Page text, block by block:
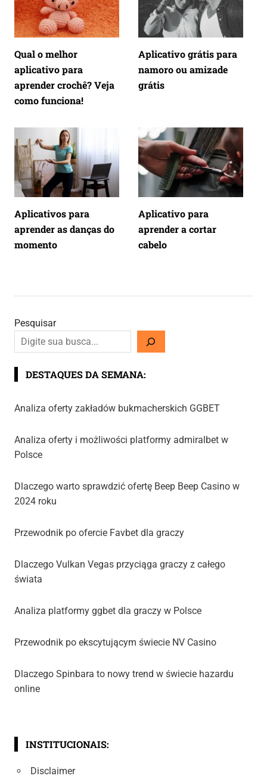
Qual o melhor
aplicativo para
aprender crochê? Veja
como funciona!
Aplicativo grátis para
namoro ou amizade
grátis
Aplicativos para
aprender as danças do
momento
Aplicativo para
aprender a cortar
cabelo
Pesquisar
DESTAQUES DA SEMANA:
Analiza oferty zakładów bukmacherskich GGBET
Analiza oferty i możliwości platformy admiralbet w
Polsce
Dlaczego warto sprawdzić ofertę Beep Beep Casino w
2024 roku
Przewodnik po ofercie Favbet dla graczy
Dlaczego Vulkan Vegas przyciąga graczy z całego
świata
Analiza platformy ggbet dla graczy w Polsce
Przewodnik po ekscytującym świecie NV Casino
Dlaczego Spinbara to nowy trend w świecie hazardu
online
INSTITUCIONAIS:
Disclaimer